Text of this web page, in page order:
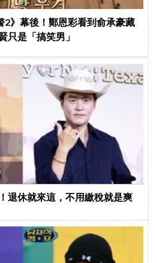
2》幕後！鄭恩彩看到俞承豪藏
只是「搞笑男」
退休就來這，不用繳稅就是爽